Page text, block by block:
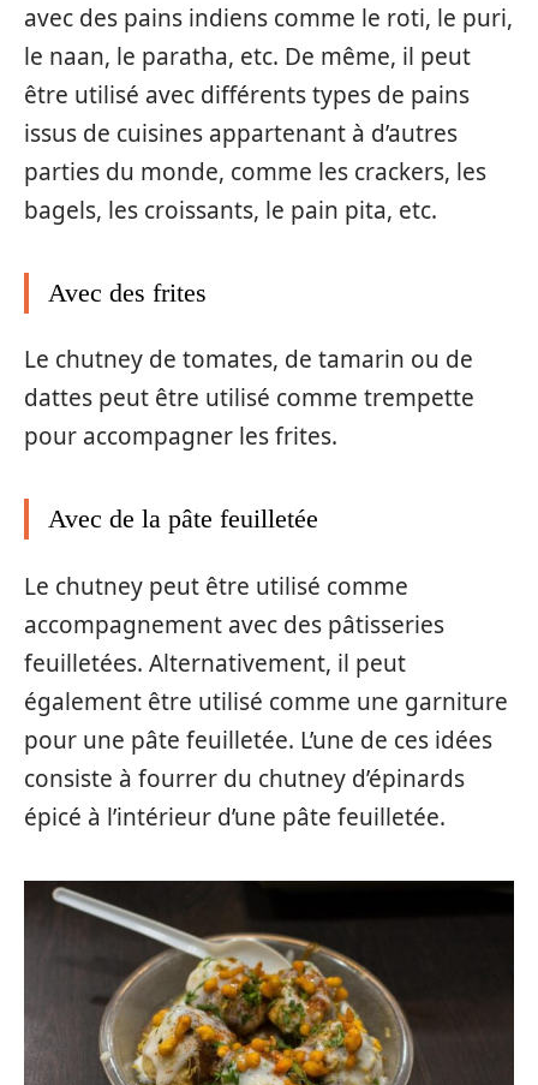
avec des pains indiens comme le roti, le puri,
le naan, le paratha, etc. De même, il peut
être utilisé avec différents types de pains
issus de cuisines appartenant à d’autres
parties du monde, comme les crackers, les
bagels, les croissants, le pain pita, etc.
Avec des frites
Le chutney de tomates, de tamarin ou de
dattes peut être utilisé comme trempette
pour accompagner les frites.
Avec de la pâte feuilletée
Le chutney peut être utilisé comme
accompagnement avec des pâtisseries
feuilletées. Alternativement, il peut
également être utilisé comme une garniture
pour une pâte feuilletée. L’une de ces idées
consiste à fourrer du chutney d’épinards
épicé à l’intérieur d’une pâte feuilletée.